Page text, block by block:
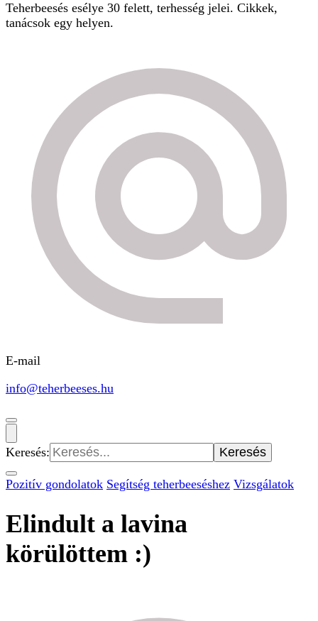
Teherbeesés esélye 30 felett, terhesség jelei. Cikkek,
tanácsok egy helyen.
E-mail
info@teherbeeses.hu
Keresés:
Pozitív gondolatok Segítség teherbeeséshez Vizsgálatok
Elindult a lavina
körülöttem :)